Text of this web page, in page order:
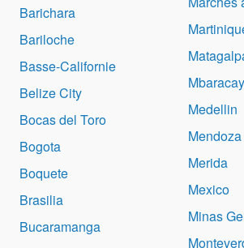
Barichara
Bariloche
Basse-Californie
Belize City
Bocas del Toro
Bogota
Boquete
Brasilia
Bucaramanga
Medellin
Mendoza
Merida
Mexico
Minas